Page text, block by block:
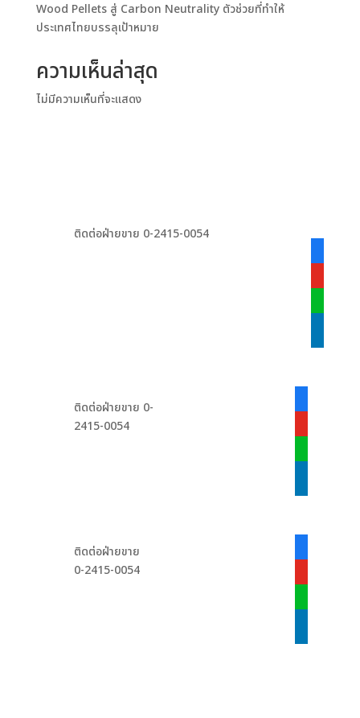
Wood Pellets สู่ Carbon Neutrality ตัวช่วยที่ทำให้
ประเทศไทยบรรลุเป้าหมาย
ความเห็นล่าสุด
ไม่มีความเห็นที่จะแสดง
ติดต่อฝ่ายขาย 0-2415-0054
ติดต่อฝ่ายขาย 0-
2415-0054
ติดต่อฝ่ายขาย
0-2415-0054